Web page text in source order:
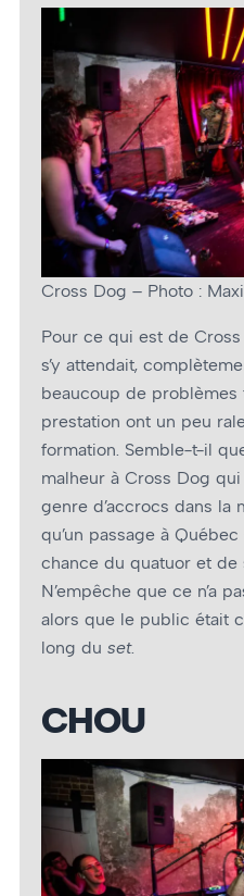
Cross Dog – Photo :
Pour ce qui est de Cross
s’y attendait,
beaucoup de
prestation ont un peu
formation. Semble-t-il
malheur à Cross Dog
genre d’accrocs dans la
qu’un passage à
chance du quatuor et de
N’empêche que ce n’a
alors que le public était
long du set.
CHOU